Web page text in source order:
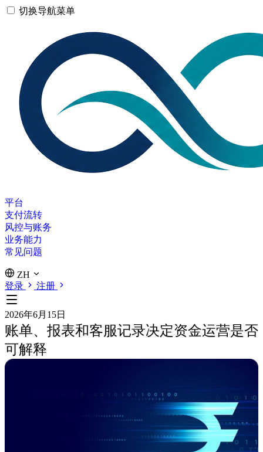
切换导航菜单
平台
支付流转
风控与账务
业务能力
常见问题
ZH
登录
注册
2026年6月15日
账单、报表和客服记录决定资金运营是否
可解释